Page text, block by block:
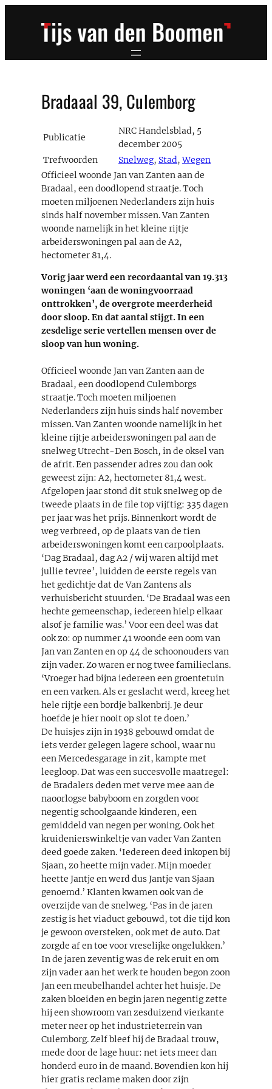
Bradaaal 39, Culemborg
Publicatie
NRC Handelsblad, 5
december 2005
Trefwoorden
Snelweg, Stad,Wegen
Officieel woonde Jan van Zanten aan de
Bradaal, een doodlopend straatje. Toch
moeten miljoenen Nederlanders zijn huis
sinds half november missen. Van Zanten
woonde namelijk in het kleine rijtje
arbeiderswoningen pal aan de A2,
hectometer 81,4.
Vorig jaar werd een recordaantal van 19.313
woningen ‘aan de woningvoorraad
onttrokken’, de overgrote meerderheid
door sloop. En dat aantal stijgt. In een
zesdelige serie vertellen mensen over de
sloop van hun woning.
Officieel woonde Jan van Zanten aan de
Bradaal, een doodlopend Culemborgs
straatje. Toch moeten miljoenen
Nederlanders zijn huis sinds half november
missen. Van Zanten woonde namelijk in het
kleine rijtje arbeiderswoningen pal aan de
snelweg Utrecht-Den Bosch, in de oksel van
de afrit. Een passender adres zou dan ook
geweest zijn: A2, hectometer 81,4 west.
Afgelopen jaar stond dit stuk snelweg op de
tweede plaats in de file top vijftig: 335 dagen
per jaar was het prijs. Binnenkort wordt de
weg verbreed, op de plaats van de tien
arbeiderswoningen komt een carpoolplaats.
‘Dag Bradaal, dag A2 / wij waren altijd met
jullie tevree’, luidden de eerste regels van
het gedichtje dat de Van Zantens als
verhuisbericht stuurden. ‘De Bradaal was een
hechte gemeenschap, iedereen hielp elkaar
alsof je familie was.’ Voor een deel was dat
ook zo: op nummer 41 woonde een oom van
Jan van Zanten en op 44 de schoonouders van
zijn vader. Zo waren er nog twee familieclans.
‘Vroeger had bijna iedereen een groentetuin
en een varken. Als er geslacht werd, kreeg het
hele rijtje een bordje balkenbrij. Je deur
hoefde je hier nooit op slot te doen.’
De huisjes zijn in 1938 gebouwd omdat de
iets verder gelegen lagere school, waar nu
een Mercedesgarage in zit, kampte met
leegloop. Dat was een succesvolle maatregel:
de Bradalers deden met verve mee aan de
naoorlogse babyboom en zorgden voor
negentig schoolgaande kinderen, een
gemiddeld van negen per woning. Ook het
kruidenierswinkeltje van vader Van Zanten
deed goede zaken. ‘Iedereen deed inkopen bij
Sjaan, zo heette mijn vader. Mijn moeder
heette Jantje en werd dus Jantje van Sjaan
genoemd.’ Klanten kwamen ook van de
overzijde van de snelweg. ‘Pas in de jaren
zestig is het viaduct gebouwd, tot die tijd kon
je gewoon oversteken, ook met de auto. Dat
zorgde af en toe voor vreselijke ongelukken.’
In de jaren zeventig was de rek eruit en om
zijn vader aan het werk te houden begon zoon
Jan een meubelhandel achter het huisje. De
zaken bloeiden en begin jaren negentig zette
hij een showroom van zesduizend vierkante
meter neer op het industrieterrein van
Culemborg. Zelf bleef hij de Bradaal trouw,
mede door de lage huur: net iets meer dan
honderd euro in de maand. Bovendien kon hij
hier gratis reclame maken door zijn